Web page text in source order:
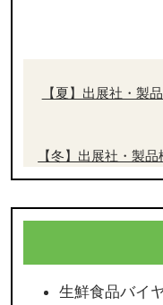
【夏】出展社・製
【冬】出展社・製
生鮮食品バイ